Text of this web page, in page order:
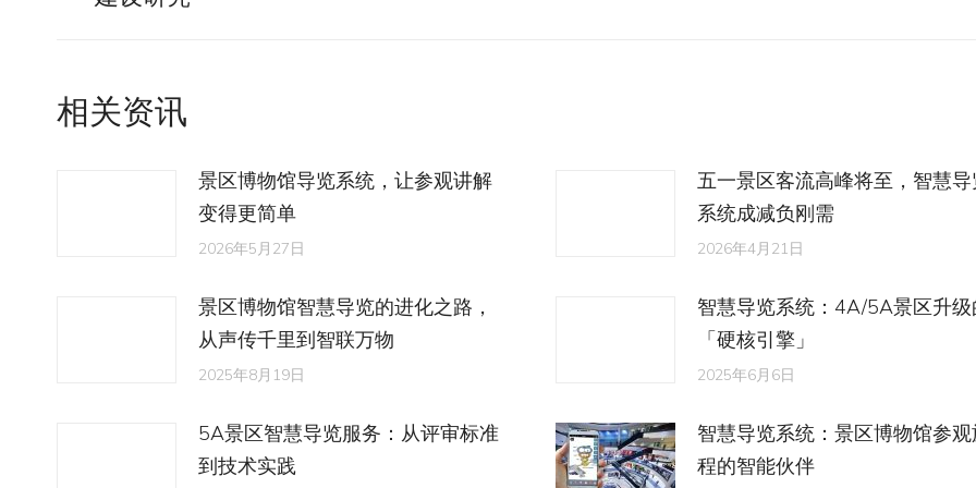
导
航
史
章：
相关资讯
景区博物馆导览系统，让参观讲解
变得更简单
2026年5月27日
五一景区客流高峰将至，智慧导
系统成减负刚需
2026年4月21日
景区博物馆智慧导览的进化之路，
从声传千里到智联万物
2025年8月19日
智慧导览系统：4A/5A景区升级
「硬核引擎」
2025年6月6日
5A景区智慧导览服务：从评审标准
到技术实践
智慧导览系统：景区博物馆参观
程的智能伙伴